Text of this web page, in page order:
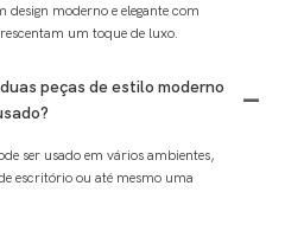
moderno e elegante com
um toque de luxo.
peças de estilo moderno
ser usado em vários ambientes,
escritório ou até mesmo uma